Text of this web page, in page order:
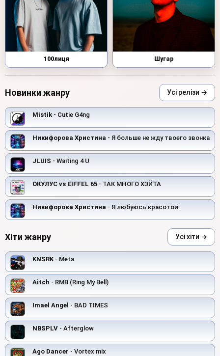
100лиця Шугар
Новинки жанру Усі релізи →
Mistik - Cutie G4ng
Никифорова Христина - Я больше не жду твоего звонка
JLUIS - Waiting 4 U
ОКУЛУС vs EIFFEL 65 - ТАК МНОГО ХЭЙТА
Никифорова Христина - Я любуюсь красотой
Хіти жанру Усі хіти →
KNSRK- Meta
Aitch - RMB (Ring My Bell)
Imael Angel - BAD TIMES
NBSPLV - Afterglow
Ago Dancer - Vortex mix